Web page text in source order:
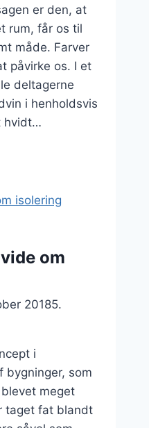
er den, at
rum, får os til
måde. Farver
påvirke os. I et
deltagerne
i henholdsvis
hvidt…
om
20185.
i
bygninger, som
meget
taget fat blandt